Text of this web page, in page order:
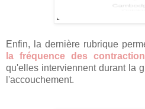
Enfin, la dernière rubrique
la fréquence des
qu'elles interviennent durant la
l'accouchement.